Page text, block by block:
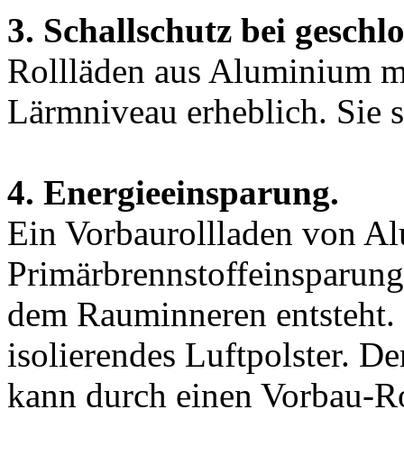
3. Schallschutz bei
Rollläden aus Aluminium
Lärmniveau erheblich. Sie
4. Energieeinsparung.
Ein Vorbaurollladen von
dem Rauminneren
isolierendes Luftpolster.
kann durch einen Vorbau-